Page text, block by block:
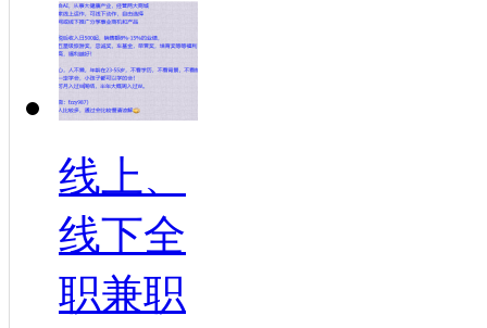
线上、
线下全
职兼职